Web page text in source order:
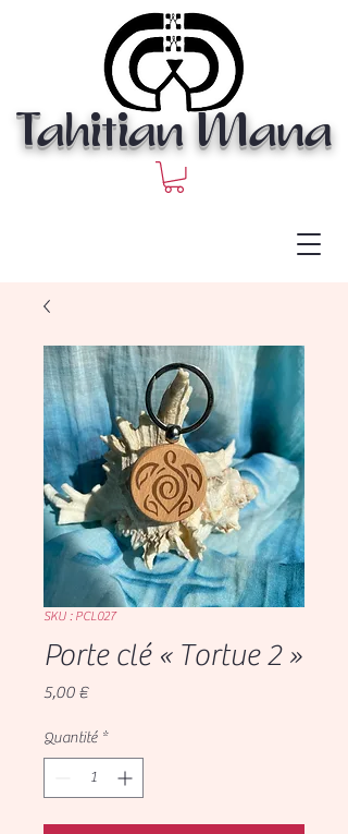
Tahitian Mana
SKU : PCL027
Porte clé « Tortue 2 »
5,00 €Prix
Quantité *